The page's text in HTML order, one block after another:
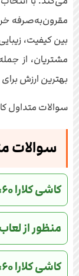
مقرون‌به‌صرفه
بین کیفیت،
مشتریان، از
بهترین ارزش
سوالات متداول کاشی
سوالات
کاشی کلارا ۶۰×۳۰ چه ویژگی‌هایی دارد؟
منظور از
کاشی کلارا ۶۰×۳۰ به صورت فیس تک فیس است؟